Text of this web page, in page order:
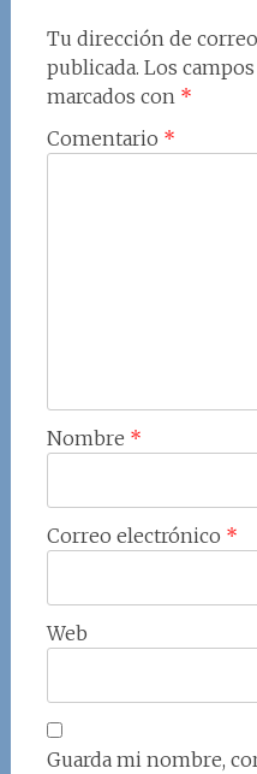
Tu dirección de
publicada. Los
marcados con *
Comentario *
Nombre *
Correo electrónico *
Web
Guarda mi nombre,